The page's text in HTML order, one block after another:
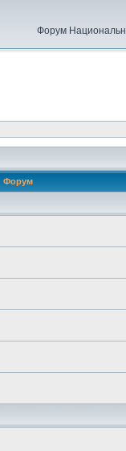
Форум
Форум